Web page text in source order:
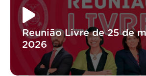
Reunião Livre de 25 de
2026